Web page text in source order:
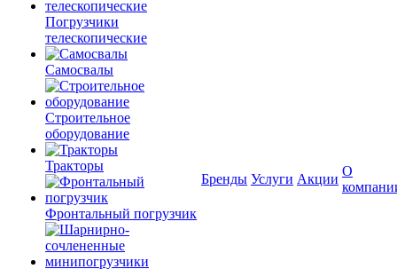
Погрузчики
телескопические
Самосвалы
Строительное
оборудование
Тракторы
Фронтальный погрузчик
Бренды Услуги Акции
О